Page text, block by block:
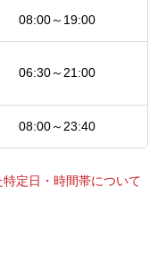
08:00～19:00
06:30～21:00
08:00～23:40
特定日・時間帯について